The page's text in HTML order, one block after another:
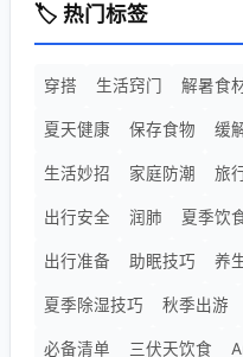
🏷️ 热门标签
穿搭 生活窍门 解暑食
夏天健康 保存食物 缓
生活妙招 家庭防潮 旅
出行安全 润肺 夏季饮
出行准备 助眠技巧 养
夏季除湿技巧 秋季出游
必备清单 三伏天饮食